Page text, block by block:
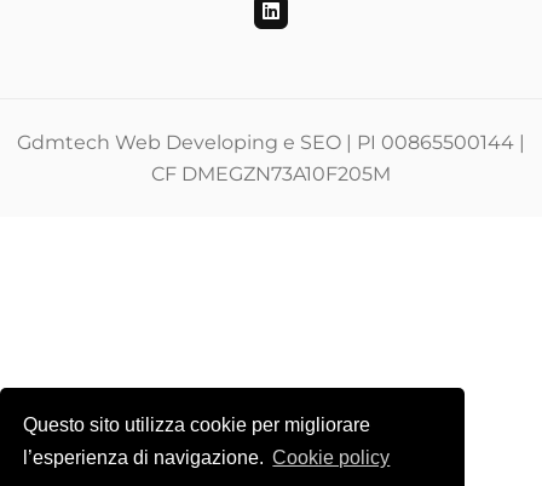
Questo sito utilizza cookie per migliorare
l’esperienza di navigazione. Cookie policy
Gdmtech Web Developing e SEO | PI 00865500144 |
CF DMEGZN73A10F205M